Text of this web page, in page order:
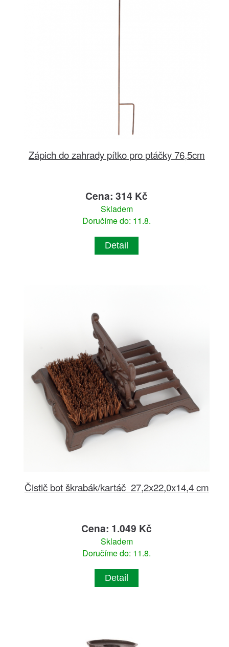
Zápich do zahrady pítko pro ptáčky 76,5cm
Cena: 314 Kč
Skladem
Doručíme do: 11.8.
Detail
Čistič bot škrabák/kartáč 27,2x22,0x14,4 cm
Cena: 1.049 Kč
Skladem
Doručíme do: 11.8.
Detail